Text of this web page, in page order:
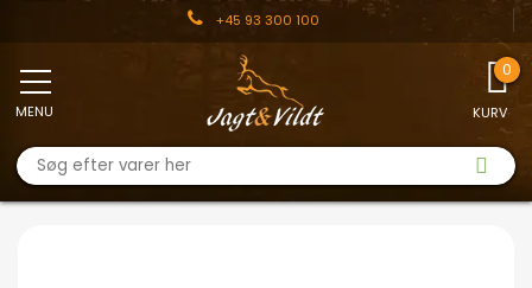
+45 93 300 100
KURV
MENU